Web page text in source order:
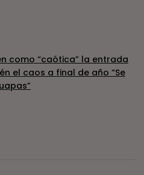
como “caótica” la entrada
el caos a final de año “Se